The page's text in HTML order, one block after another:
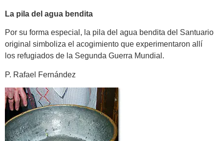
La pila del agua bendita
Por su forma especial, la pila del agua bendita del Santuario
original simboliza el acogimiento que experimentaron allí
los refugiados de la Segunda Guerra Mundial.
P. Rafael Fernández